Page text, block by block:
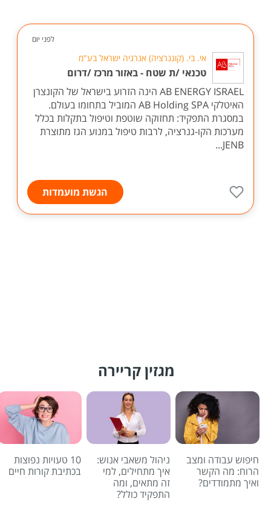
לפני יום
אי. בי. (קוגנרציה) אנרגיה ישראל בע"מ
טכנאי /ת שטח - באזור מרכז /דרום
AB ENERGY ISRAEL הינה הזרוע בישראל של הקונצרן
האיטלקי AB Holding SPA המוביל בתחומו בעולם.
במסגרת התפקיד: תחזוקה שוטפת וטיפול בתקלות בכלל
מערכות הקו-גנרציה, לרבות טיפול במנוע הגז מתוצרת
JENB...
הגשת מועמדות
מגזין קריירה
חיפוש עבודה ומצב
הרוח: מה הקשר
ואיך מתמודדים?
ניהול משאבי אנוש:
איך מתחילים, למי
זה מתאים, ומה
התפקיד כולל?
10 טעויות נפוצות
בכתיבת קורות חיים